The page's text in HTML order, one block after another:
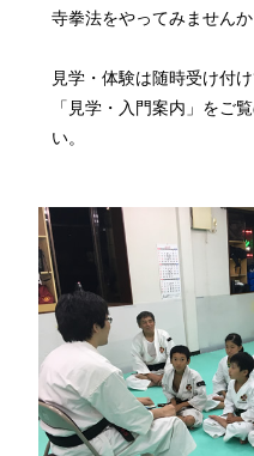
寺拳法をやってみませんか
見学・体験は随時受け付
「見学・入門案内」をご
い。